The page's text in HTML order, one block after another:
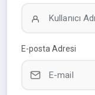
E-posta Adresi